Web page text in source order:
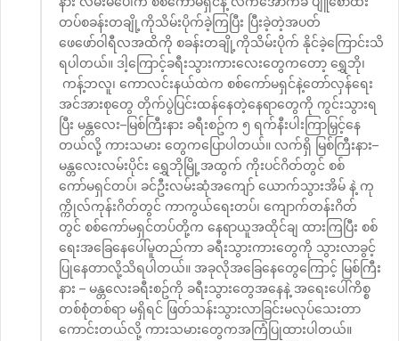
တပ်စခန်းတချို့ကိုသိမ်းပိုက်ခဲ့ကြပြီး ပြီးခဲ့တဲ့အပတ်
ဖေဖော်ဝါရီလအထိကို စခန်းတချို့ကိုသိမ်းပိုက် နိုင်ခဲ့ကြောင်းသိ
ရပါတယ်။ ဒါ့ကြောင့်ခရီးသွားကားလေးတွေကတော့ ရွှေဘို၊
ကန့်ဘလူ၊ ကောလင်းနယ်ထဲက စစ်ကော်မရှင်နဲ့တော်လှန်ရေး
အင်အားစုတွေ တိုက်ပွဲပြင်းထန်နေတဲ့နေရာတွေကို ကွင်းသွားရ
ပြီး မန္တလေး–မြစ်ကြီးနား ခရီးစဥ်က ၅ ရက်နီးပါးကြာမြှင့်နေ
တယ်လို့ ကားသမား တွေကပြောပါတယ်။ လက်ရှိ မြစ်ကြီးနား–
မန္တလေးလမ်းပိုင်း ရွှေဘိုမြို့အထွက် ကိုးပင်ဂိတ်တွင် စစ်
ကော်မရှင်တပ်၊ ခင်ဦးလမ်းဆုံအကျော် ယောက်သွားအိမ် နဲ့ ကု
က္ကိုလ်ကုန်းဂိတ်တွင် ကာကွယ်ရေးတပ်၊ ကျောက်တန်းဂိတ်
တွင် စစ်ကော်မရှင်တပ်တို့က နေရာယူအထိုင်ချ ထားကြပြီး စစ်
ရေးအခြေနေပေါ်မူတည်ကာ ခရီးသွားကားတွေကို သွားလာခွင့်
ပြုနေတာလို့သိရပါတယ်။ အခုလိုအခြေနေတွေကြောင့် မြစ်ကြီး
နား – မန္တလေးခရီးစဥ်ကို ခရီးသွားတွေအနေနဲ့ အရေးပေါ်ကိစ္စ
တစ်စုံတစ်ရာ မရှိရင် ဖြတ်သန်းသွားလာခြင်းမလုပ်သေးတာ
ကောင်းတယ်လို့ ကားသမားတွေကအကြံပြုထားပါတယ်။